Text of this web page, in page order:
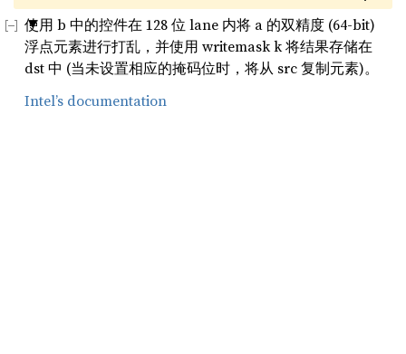
使用 b 中的控件在 128 位 lane 内将 a 的双精度 (64-bit)
浮点元素进行打乱，并使用 writemask k 将结果存储在
dst 中 (当未设置相应的掩码位时，将从 src 复制元素)。
Intel’s documentation